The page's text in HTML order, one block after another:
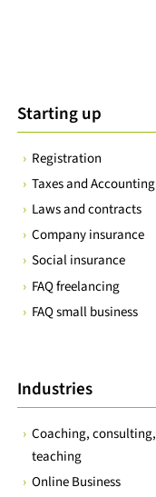
Starting up
Registration
Taxes and Accounting
Laws and contracts
Company insurance
Social insurance
FAQ freelancing
FAQ small business
Industries
Coaching, consulting,
teaching
Online Business